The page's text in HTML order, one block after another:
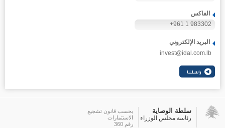
الفاكس
+961 1 983302
البريد الإلكتروني
invest@idal.com.lb
سلطة الوصاية
رئاسة مجلس الوزراء
بحسب قانون تشجيع
الاستثمارات
رقم 360